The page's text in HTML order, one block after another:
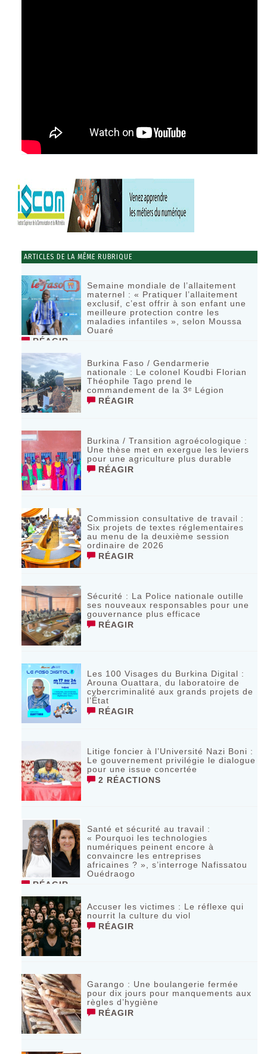
ARTICLES DE LA MÊME RUBRIQUE
Semaine mondiale de l’allaitement
maternel : « Pratiquer l’allaitement
exclusif, c’est offrir à son enfant une
meilleure protection contre les
maladies infantiles », selon Moussa
Ouaré
RÉAGIR
Burkina Faso / Gendarmerie
nationale : Le colonel Koudbi Florian
Théophile Tago prend le
commandement de la 3ᵉ Légion
RÉAGIR
Burkina / Transition agroécologique :
Une thèse met en exergue les leviers
pour une agriculture plus durable
RÉAGIR
Commission consultative de travail :
Six projets de textes réglementaires
au menu de la deuxième session
ordinaire de 2026
RÉAGIR
Sécurité : La Police nationale outille
ses nouveaux responsables pour une
gouvernance plus efficace
RÉAGIR
Les 100 Visages du Burkina Digital :
Arouna Ouattara, du laboratoire de
cybercriminalité aux grands projets de
l’État
RÉAGIR
Litige foncier à l’Université Nazi Boni :
Le gouvernement privilégie le dialogue
pour une issue concertée
2 RÉACTIONS
Santé et sécurité au travail :
« Pourquoi les technologies
numériques peinent encore à
convaincre les entreprises
africaines ? », s’interroge Nafissatou
Ouédraogo
RÉAGIR
Accuser les victimes : Le réflexe qui
nourrit la culture du viol
RÉAGIR
Garango : Une boulangerie fermée
pour dix jours pour manquements aux
règles d’hygiène
RÉAGIR